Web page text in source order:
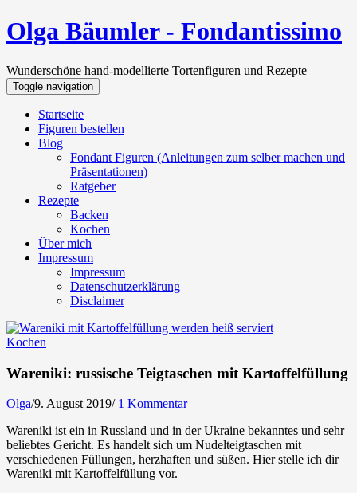
Olga Bäumler - Fondantissimo
Wunderschöne hand-modellierte Tortenfiguren und Rezepte
Toggle navigation
Startseite
Figuren bestellen
Blog
Fondant Figuren (Anleitungen zum selber machen und
Präsentationen)
Ratgeber
Rezepte
Backen
Kochen
Über mich
Impressum
Impressum
Datenschutzerklärung
Disclaimer
Kochen
Wareniki: russische Teigtaschen mit Kartoffelfüllung
Olga/9. August 2019/ 1 Kommentar
Wareniki ist ein in Russland und in der Ukraine bekanntes und sehr
beliebtes Gericht. Es handelt sich um Nudelteigtaschen mit
verschiedenen Füllungen, herzhaften und süßen. Hier stelle ich dir
Wareniki mit Kartoffelfüllung vor.